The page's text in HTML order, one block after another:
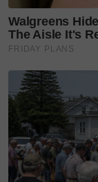
TIADA RESTU
Walaupun ia
buat Luwizo,
tidak
Menurut